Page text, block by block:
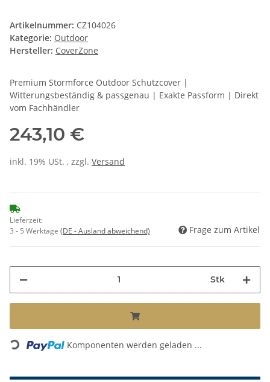
Artikelnummer: CZ104026
Kategorie: Outdoor
Hersteller: CoverZone
Premium Stormforce Outdoor Schutzcover |
Witterungsbeständig & passgenau | Exakte Passform | Direkt
vom Fachhändler
243,10 €
inkl. 19% USt. , zzgl. Versand
Lieferzeit:
3 - 5 Werktage (DE - Ausland abweichend) Frage zum Artikel
Stk
Loading... Komponenten werden geladen ...